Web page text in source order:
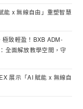
能 x 無線自由」重塑智慧
致輕盈！BXB ADM-
全面解放教學空間，守
展示「AI 賦能 x 無線自